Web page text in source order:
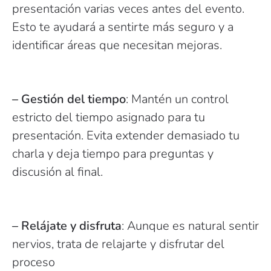
presentación varias veces antes del evento.
Esto te ayudará a sentirte más seguro y a
identificar áreas que necesitan mejoras.
– Gestión del tiempo: Mantén un control
estricto del tiempo asignado para tu
presentación. Evita extender demasiado tu
charla y deja tiempo para preguntas y
discusión al final.
– Relájate y disfruta: Aunque es natural sentir
nervios, trata de relajarte y disfrutar del
proceso